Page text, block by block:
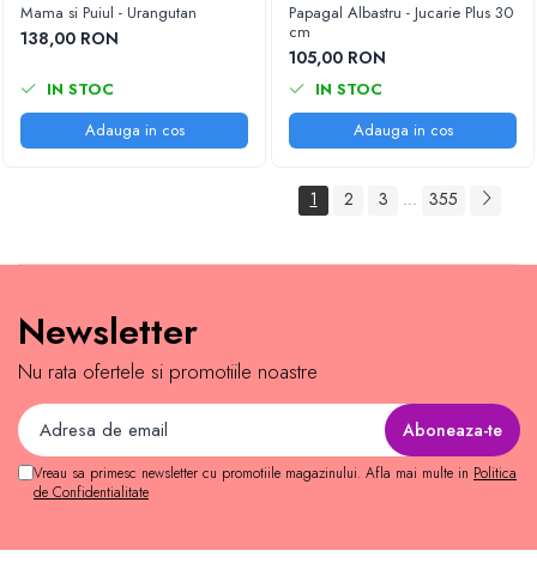
Mama si Puiul - Urangutan
138,00 RON
IN STOC
Adauga in cos
Papagal Albastru - Jucarie Plus 30
cm
105,00 RON
IN STOC
Adauga in cos
1 2 3 ... 355
Newsletter
Nu rata ofertele si promotiile noastre
Vreau sa primesc newsletter cu promotiile magazinului. Afla mai multe in Politica
de Confidentialitate